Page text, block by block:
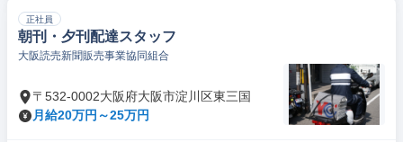
正社員
朝刊・夕刊配達スタッフ
大阪読売新聞販売事業協同組合
〒532-0002大阪府大阪市淀川区東三国
月給20万円～25万円